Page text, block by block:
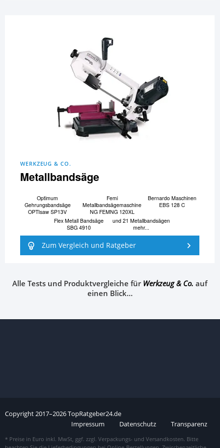
WERKZEUG & CO.
Metallbandsäge
Optimum
Gehrungsbandsäge
OPTIsaw SP13V
Femi
Metallbandsägemaschine
NG FEMNG 120XL
Bernardo Maschinen
EBS 128 C
Flex Metall Bandsäge
SBG 4910
und 21 Metallbandsägen
mehr...
Zum Vergleich und Ratgeber
Alle Tests und Produktvergleiche fürWerkzeug & Co. auf
einen Blick…
Copyright2017–2026TopRatgeber24.de
Impressum
Datenschutz Transparenz